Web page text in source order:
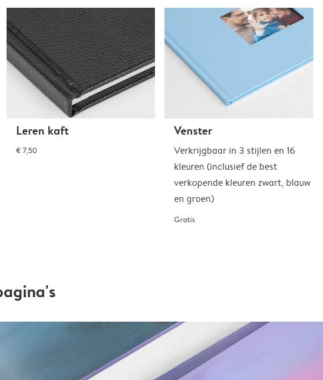
Leren kaft
€ 7,50
Venster
Verkrijgbaar in 3 stijlen en 16
kleuren (inclusief de best
verkopende kleuren zwart, blauw
en groen)
Gratis